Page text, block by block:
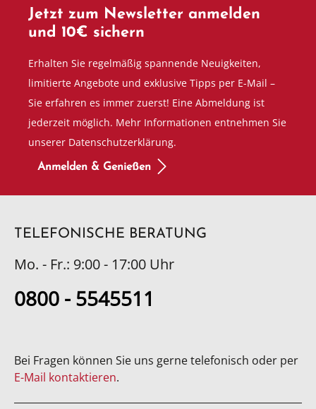
Jetzt zum Newsletter anmelden
und 10€ sichern
Erhalten Sie regelmäßig spannende Neuigkeiten,
limitierte Angebote und exklusive Tipps per E-Mail –
Sie erfahren es immer zuerst! Eine Abmeldung ist
jederzeit möglich. Mehr Informationen entnehmen Sie
unserer Datenschutzerklärung.
Anmelden & Genießen
TELEFONISCHE BERATUNG
Mo. - Fr.: 9:00 - 17:00 Uhr
0800 - 5545511
Bei Fragen können Sie uns gerne telefonisch oder per
E-Mail kontaktieren.